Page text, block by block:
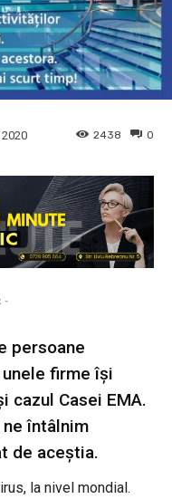
0
2438
-
persoane
firme își
cazul Casei EMA.
ne întâlnim
de aceștia.
la nivel mondial.